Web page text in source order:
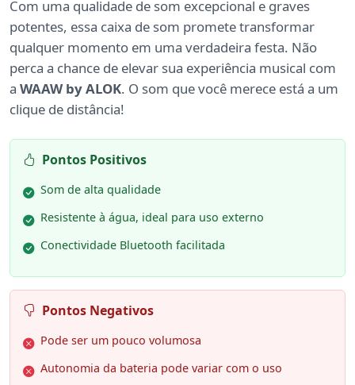
Com uma qualidade de som excepcional e graves
potentes, essa caixa de som promete transformar
qualquer momento em uma verdadeira festa. Não
perca a chance de elevar sua experiência musical com
a WAAW by ALOK. O som que você merece está a um
clique de distância!
Pontos Positivos
Som de alta qualidade
Resistente à água, ideal para uso externo
Conectividade Bluetooth facilitada
Pontos Negativos
Pode ser um pouco volumosa
Autonomia da bateria pode variar com o uso